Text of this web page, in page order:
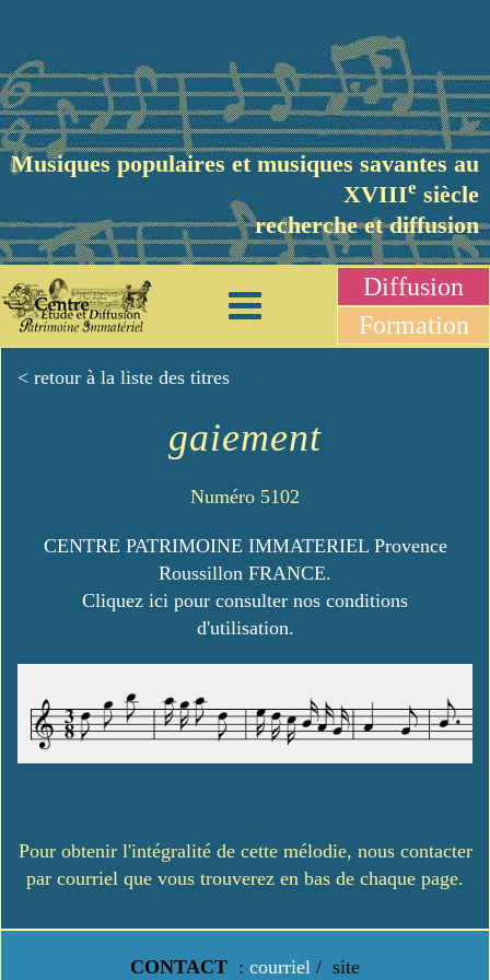
Musiques populaires et musiques savantes au
XVIIIe siècle
recherche et diffusion
Diffusion
Formation
< retour à la liste des titres
gaiement
Numéro 5102
CENTRE PATRIMOINE IMMATERIEL Provence
Roussillon FRANCE.
Cliquez ici pour consulter nos conditions
d'utilisation.
Pour obtenir l'intégralité de cette mélodie, nous contacter
par courriel que vous trouverez en bas de chaque page.
CONTACT : courriel / site